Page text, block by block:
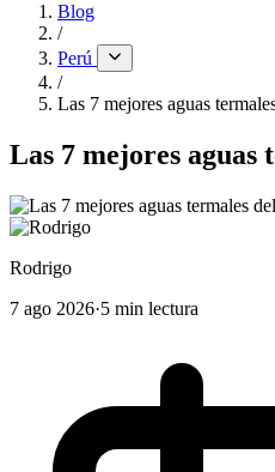
Blog
/
Perú
/
Las 7 mejores aguas
Las 7 mejores aguas
Rodrigo
7 ago 2026·5 min lectura